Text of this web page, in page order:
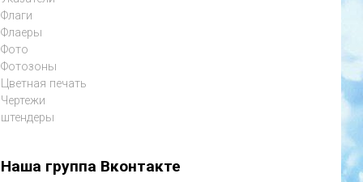
Флаги
Флаеры
Фото
Фотозоны
Цветная печать
Чертежи
штендеры
Наша группа Вконтакте